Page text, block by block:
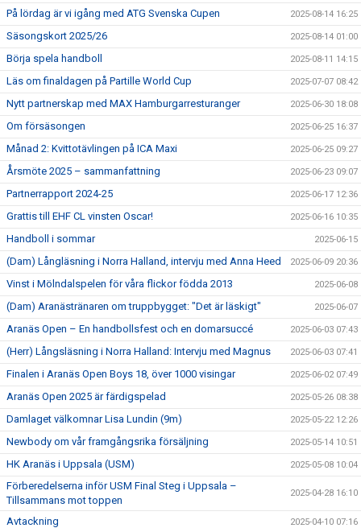
På lördag är vi igång med ATG Svenska Cupen 2025-08-14 16:25
Säsongskort 2025/26 2025-08-14 01:00
Börja spela handboll 2025-08-11 14:15
Läs om finaldagen på Partille World Cup 2025-07-07 08:42
Nytt partnerskap med MAX Hamburgarresturanger 2025-06-30 18:08
Om försäsongen 2025-06-25 16:37
Månad 2: Kvittotävlingen på ICA Maxi 2025-06-25 09:27
Årsmöte 2025 – sammanfattning 2025-06-23 09:07
Partnerrapport 2024-25 2025-06-17 12:36
Grattis till EHF CL vinsten Oscar! 2025-06-16 10:35
Handboll i sommar 2025-06-15
(Dam) Långläsning i Norra Halland, intervju med Anna Heed 2025-06-09 20:36
Vinst i Mölndalspelen för våra flickor födda 2013 2025-06-08
(Dam) Aranästränaren om truppbygget: "Det är läskigt" 2025-06-07
Aranäs Open – En handbollsfest och en domarsuccé 2025-06-03 07:43
(Herr) Långsläsning i Norra Halland: Intervju med Magnus 2025-06-03 07:41
Finalen i Aranäs Open Boys 18, över 1000 visingar 2025-06-02 07:49
Aranäs Open 2025 är färdigspelad 2025-05-26 08:38
Damlaget välkomnar Lisa Lundin (9m) 2025-05-22 12:26
Newbody om vår framgångsrika försäljning 2025-05-14 10:51
HK Aranäs i Uppsala (USM) 2025-05-08 10:04
Förberedelserna inför USM Final Steg i Uppsala –
Tillsammans mot toppen
2025-04-28 16:10
Avtackning 2025-04-10 07:16